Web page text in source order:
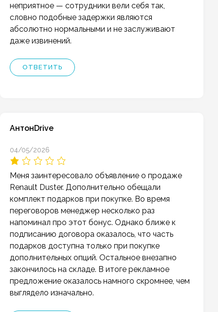
неприятное — сотрудники вели себя так,
словно подобные задержки являются
абсолютно нормальными и не заслуживают
даже извинений.
ОТВЕТИТЬ
АнтонDrive
04/05/2026
Меня заинтересовало объявление о продаже
Renault Duster. Дополнительно обещали
комплект подарков при покупке. Во время
переговоров менеджер несколько раз
напоминал про этот бонус. Однако ближе к
подписанию договора оказалось, что часть
подарков доступна только при покупке
дополнительных опций. Остальное внезапно
закончилось на складе. В итоге рекламное
предложение оказалось намного скромнее, чем
выглядело изначально.